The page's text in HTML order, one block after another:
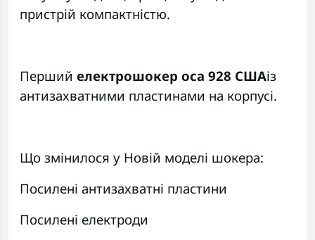
пристрій компактністю.
Перший електрошокер оса 928 СШАіз
антизахватними пластинами на корпусі.
Що змінилося у Новій моделі шокера:
Посилені антизахватні пластини
Посилені електроди